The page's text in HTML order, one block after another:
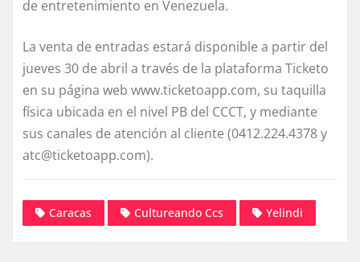
de entretenimiento en Venezuela.
La venta de entradas estará disponible a partir del
jueves 30 de abril a través de la plataforma Ticketo
en su página web www.ticketoapp.com, su taquilla
física ubicada en el nivel PB del CCCT, y mediante
sus canales de atención al cliente (0412.224.4378 y
atc@ticketoapp.com).
Caracas Cultureando Ccs Yelindi